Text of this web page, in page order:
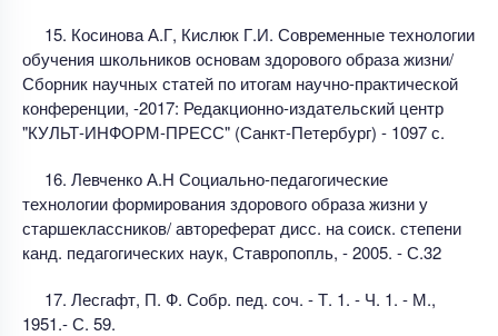
15. Косинова А.Г, Кислюк Г.И. Современные технологии
обучения школьников основам здорового образа жизни/
Сборник научных статей по итогам научно-практической
конференции, -2017: Редакционно-издательский центр
"КУЛЬТ-ИНФОРМ-ПРЕСС" (Санкт-Петербург) - 1097 с.
16. Левченко А.Н Социально-педагогические
технологии формирования здорового образа жизни у
старшеклассников/ автореферат дисс. на соиск. степени
канд. педагогических наук, Ставропопль, - 2005. - С.32
17. Лесгафт, П. Ф. Собр. пед. соч. - Т. 1. - Ч. 1. - М.,
1951.- С. 59.